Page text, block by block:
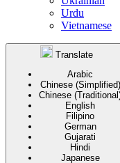
Urdu
Vietnamese
Translate
Arabic
Chinese (Simplified)
Chinese
English
Filipino
German
Gujarati
Hindi
Japanese